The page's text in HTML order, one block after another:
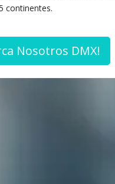
continentes.
Nosotros DMX!